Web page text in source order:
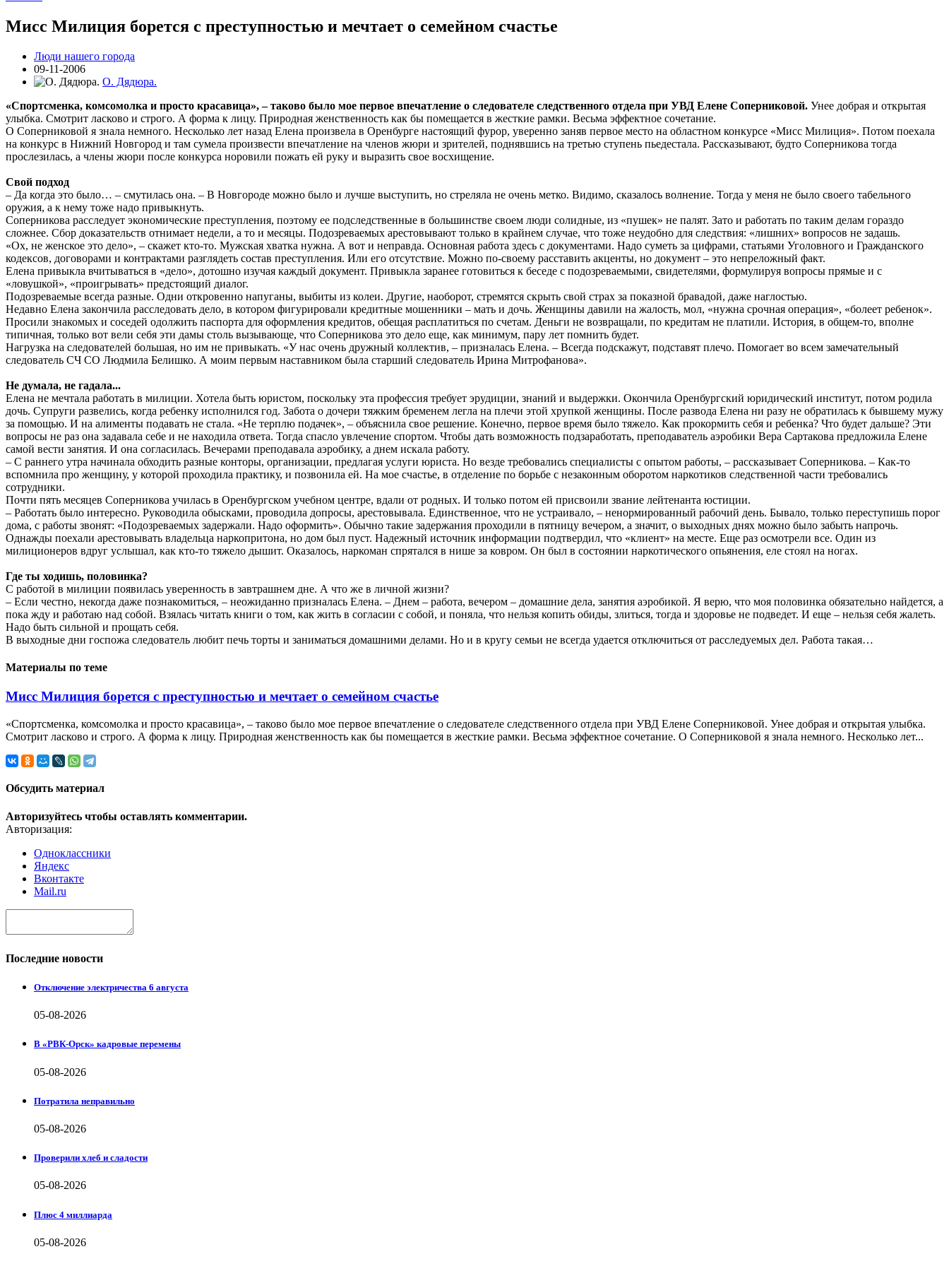
Мисс Милиция борется с преступностью и мечтает о семейном счастье
Люди нашего города
09-11-2006
О. Дядюра.
«Спортсменка, комсомолка и просто красавица», – таково было мое первое впечатление о следователе следственного отдела при УВД Елене Соперниковой. Унее добрая и открытая
улыбка. Смотрит ласково и строго. А форма к лицу. Природная женственность как бы помещается в жесткие рамки. Весьма эффектное сочетание.
О Соперниковой я знала немного. Несколько лет назад Елена произвела в Оренбурге настоящий фурор, уверенно заняв первое место на областном конкурсе «Мисс Милиция». Потом поехала
на конкурс в Нижний Новгород и там сумела произвести впечатление на членов жюри и зрителей, поднявшись на третью ступень пьедестала. Рассказывают, будто Соперникова тогда
прослезилась, а члены жюри после конкурса норовили пожать ей руку и выразить свое восхищение.
Свой подход
– Да когда это было… – смутилась она. – В Новгороде можно было и лучше выступить, но стреляла не очень метко. Видимо, сказалось волнение. Тогда у меня не было своего табельного
оружия, а к нему тоже надо привыкнуть.
Соперникова расследует экономические преступления, поэтому ее подследственные в большинстве своем люди солидные, из «пушек» не палят. Зато и работать по таким делам гораздо
сложнее. Сбор доказательств отнимает недели, а то и месяцы. Подозреваемых арестовывают только в крайнем случае, что тоже неудобно для следствия: «лишних» вопросов не задашь.
«Ох, не женское это дело», – скажет кто-то. Мужская хватка нужна. А вот и неправда. Основная работа здесь с документами. Надо суметь за цифрами, статьями Уголовного и Гражданского
кодексов, договорами и контрактами разглядеть состав преступления. Или его отсутствие. Можно по-своему расставить акценты, но документ – это непреложный факт.
Елена привыкла вчитываться в «дело», дотошно изучая каждый документ. Привыкла заранее готовиться к беседе с подозреваемыми, свидетелями, формулируя вопросы прямые и с
«ловушкой», «проигрывать» предстоящий диалог.
Подозреваемые всегда разные. Одни откровенно напуганы, выбиты из колеи. Другие, наоборот, стремятся скрыть свой страх за показной бравадой, даже наглостью.
Недавно Елена закончила расследовать дело, в котором фигурировали кредитные мошенники – мать и дочь. Женщины давили на жалость, мол, «нужна срочная операция», «болеет ребенок».
Просили знакомых и соседей одолжить паспорта для оформления кредитов, обещая расплатиться по счетам. Деньги не возвращали, по кредитам не платили. История, в общем-то, вполне
типичная, только вот вели себя эти дамы столь вызывающе, что Соперникова это дело еще, как минимум, пару лет помнить будет.
Нагрузка на следователей большая, но им не привыкать. «У нас очень дружный коллектив, – призналась Елена. – Всегда подскажут, подставят плечо. Помогает во всем замечательный
следователь СЧ СО Людмила Белишко. А моим первым наставником была старший следователь Ирина Митрофанова».
Не думала, не гадала...
Елена не мечтала работать в милиции. Хотела быть юристом, поскольку эта профессия требует эрудиции, знаний и выдержки. Окончила Оренбургский юридический институт, потом родила
дочь. Супруги развелись, когда ребенку исполнился год. Забота о дочери тяжким бременем легла на плечи этой хрупкой женщины. После развода Елена ни разу не обратилась к бывшему мужу
за помощью. И на алименты подавать не стала. «Не терплю подачек», – объяснила свое решение. Конечно, первое время было тяжело. Как прокормить себя и ребенка? Что будет дальше? Эти
вопросы не раз она задавала себе и не находила ответа. Тогда спасло увлечение спортом. Чтобы дать возможность подзаработать, преподаватель аэробики Вера Сартакова предложила Елене
самой вести занятия. И она согласилась. Вечерами преподавала аэробику, а днем искала работу.
– С раннего утра начинала обходить разные конторы, организации, предлагая услуги юриста. Но везде требовались специалисты с опытом работы, – рассказывает Соперникова. – Как-то
вспомнила про женщину, у которой проходила практику, и позвонила ей. На мое счастье, в отделение по борьбе с незаконным оборотом наркотиков следственной части требовались
сотрудники.
Почти пять месяцев Соперникова училась в Оренбургском учебном центре, вдали от родных. И только потом ей присвоили звание лейтенанта юстиции.
– Работать было интересно. Руководила обысками, проводила допросы, арестовывала. Единственное, что не устраивало, – ненормированный рабочий день. Бывало, только переступишь порог
дома, с работы звонят: «Подозреваемых задержали. Надо оформить». Обычно такие задержания проходили в пятницу вечером, а значит, о выходных днях можно было забыть напрочь.
Однажды поехали арестовывать владельца наркопритона, но дом был пуст. Надежный источник информации подтвердил, что «клиент» на месте. Еще раз осмотрели все. Один из
милиционеров вдруг услышал, как кто-то тяжело дышит. Оказалось, наркоман спрятался в нише за ковром. Он был в состоянии наркотического опьянения, еле стоял на ногах.
Где ты ходишь, половинка?
С работой в милиции появилась уверенность в завтрашнем дне. А что же в личной жизни?
– Если честно, некогда даже познакомиться, – неожиданно призналась Елена. – Днем – работа, вечером – домашние дела, занятия аэробикой. Я верю, что моя половинка обязательно найдется, а
пока жду и работаю над собой. Взялась читать книги о том, как жить в согласии с собой, и поняла, что нельзя копить обиды, злиться, тогда и здоровье не подведет. И еще – нельзя себя жалеть.
Надо быть сильной и прощать себя.
В выходные дни госпожа следователь любит печь торты и заниматься домашними делами. Но и в кругу семьи не всегда удается отключиться от расследуемых дел. Работа такая…
Материалы по теме
Мисс Милиция борется с преступностью и мечтает о семейном счастье
«Спортсменка, комсомолка и просто красавица», – таково было мое первое впечатление о следователе следственного отдела при УВД Елене Соперниковой. Унее добрая и открытая улыбка.
Смотрит ласково и строго. А форма к лицу. Природная женственность как бы помещается в жесткие рамки. Весьма эффектное сочетание. О Соперниковой я знала немного. Несколько лет...
Обсудить материал
Авторизуйтесь чтобы оставлять комментарии.
Авторизация:
Одноклассники
Яндекс
Вконтакте
Mail.ru
Последние новости
Отключение электричества 6 августа
05-08-2026
В «РВК-Орск» кадровые перемены
05-08-2026
Потратила неправильно
05-08-2026
Проверили хлеб и сладости
05-08-2026
Плюс 4 миллиарда
05-08-2026